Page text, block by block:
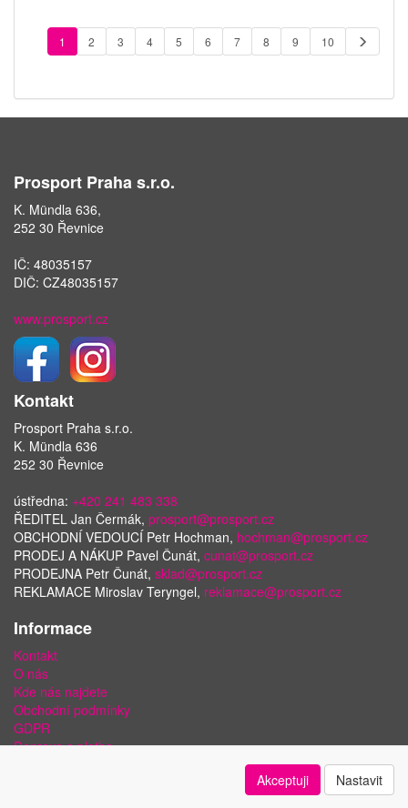
1 2 3 4 5 6 7 8 9 10
Prosport Praha s.r.o.
K. Mündla 636,
252 30 Řevnice
IČ: 48035157
DIČ: CZ48035157
www.prosport.cz
Kontakt
Prosport Praha s.r.o.
K. Mündla 636
252 30 Řevnice
ústředna: +420 241 483 338
ŘEDITEL Jan Čermák, prosport@prosport.cz
OBCHODNÍ VEDOUCÍ Petr Hochman, hochman@prosport.cz
PRODEJ A NÁKUP Pavel Čunát, cunat@prosport.cz
PRODEJNA Petr Čunát, sklad@prosport.cz
REKLAMACE Miroslav Teryngel, reklamace@prosport.cz
Informace
Kontakt
O nás
Kde nás najdete
Obchodní podmínky
GDPR
Doprava a platba
Akceptuji Nastavit